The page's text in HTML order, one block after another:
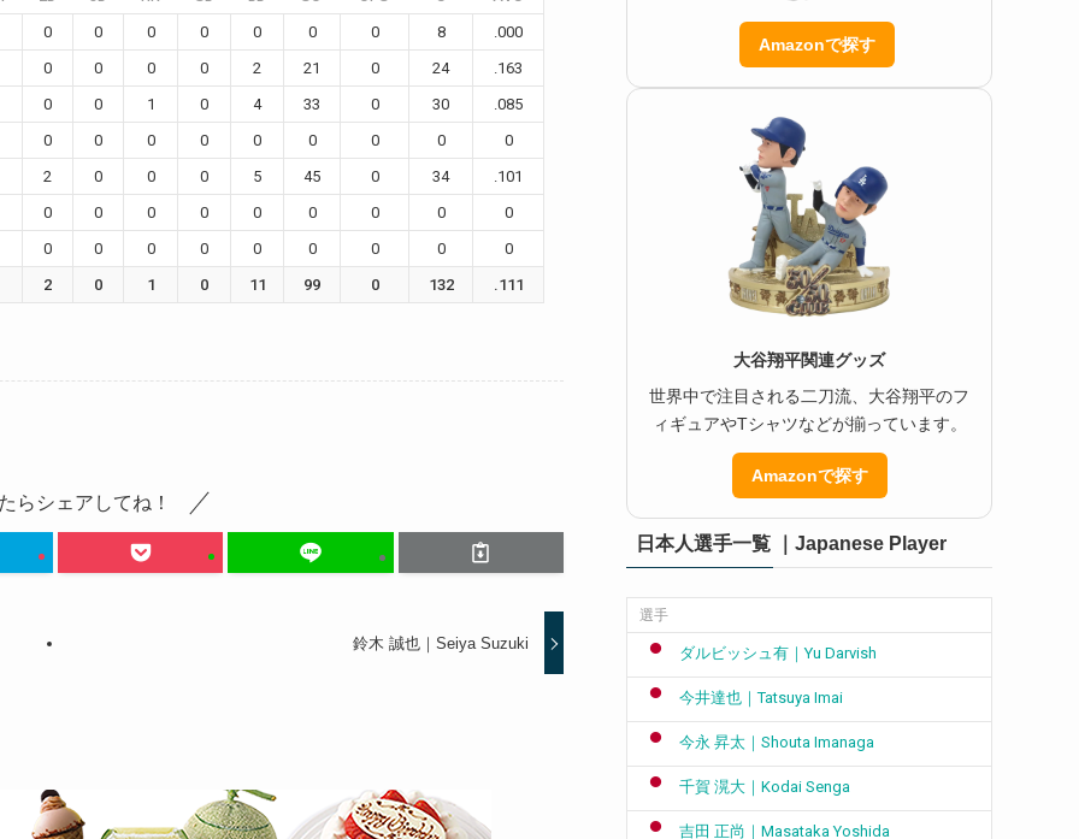
0 0 0 0 0 0 0 8
.000
0
0 0 0 2 21 0 24
.163
0
0 1 0 4 33 0 30
.085
0
0 0 0 0 0 0 0
0
2
0 0 0 5 45 0 34
.101
0
0 0 0 0 0 0 0
0
0
0 0 0 0 0 0 0
0
2
0 1 0 11 99 0 132 .111
らシェアしてね！
鈴木 誠也｜Seiya Suzuki
Amazonで探す
大谷翔平関連グッズ
世界中で注目される二刀流、大谷翔平のフ
ィギュアやTシャツなどが揃っています。
Amazonで探す
日本人選手一覧 ｜Japanese Player
選手
ダルビッシュ有｜Yu Darvish
今井達也｜Tatsuya Imai
今永 昇太｜Shouta Imanaga
千賀 滉大｜Kodai Senga
吉田 正尚｜Masataka Yoshida